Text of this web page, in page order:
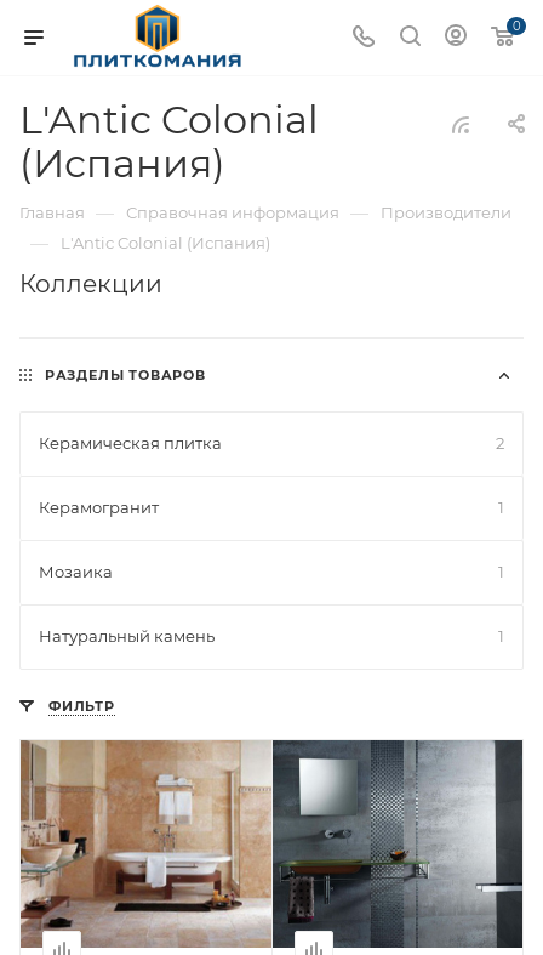
0
L'Antic Colonial
(Испания)
Главная — Справочная информация — Производители
— L'Antic Colonial (Испания)
Коллекции
РАЗДЕЛЫ ТОВАРОВ
Керамическая плитка 2
Керамогранит 1
Мозаика 1
Натуральный камень 1
ФИЛЬТР